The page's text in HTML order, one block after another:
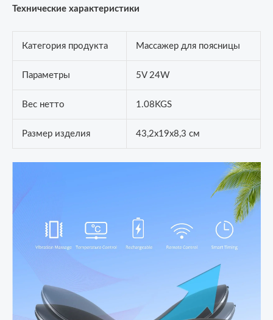
Технические характеристики
Категория продукта Массажер для поясницы
Параметры 5V 24W
Вес нетто 1.08KGS
Размер изделия 43,2x19x8,3 см